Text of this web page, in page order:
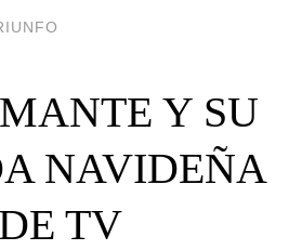
Y SU
NAVIDEÑA
DE TV